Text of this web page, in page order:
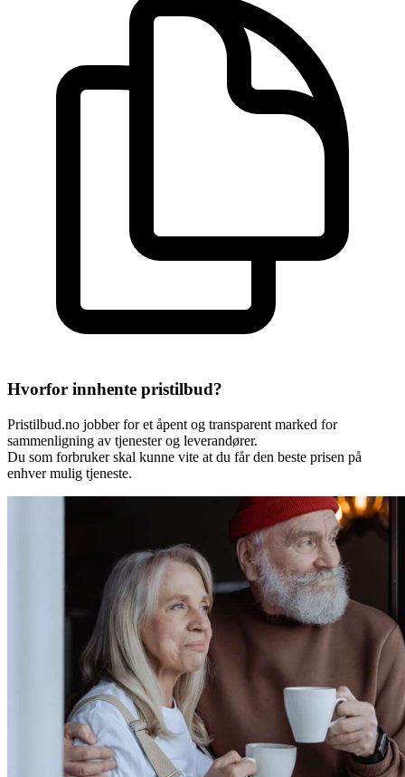
Hvorfor innhente pristilbud?
Pristilbud.no jobber for et åpent og transparent marked for
sammenligning av tjenester og leverandører.
Du som forbruker skal kunne vite at du får den beste prisen på
enhver mulig tjeneste.